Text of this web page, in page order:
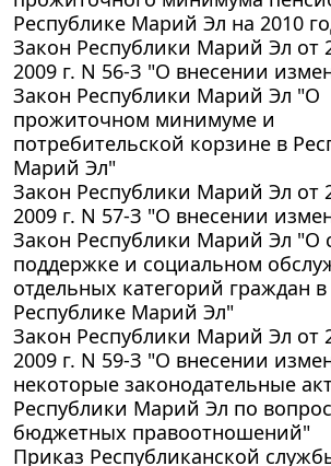
Республике Марий Эл на 2010
Закон Республики Марий Эл от
2009 г. N 56-З "О внесении
Закон Республики Марий Эл "О
прожиточном минимуме и
потребительской корзине в
Марий Эл"
Закон Республики Марий Эл от
2009 г. N 57-З "О внесении
Закон Республики Марий Эл "О
поддержке и социальном
отдельных категорий граждан в
Республике Марий Эл"
Закон Республики Марий Эл от
2009 г. N 59-З "О внесении
некоторые законодательные
Республики Марий Эл по
бюджетных правоотношений"
Приказ Республиканской